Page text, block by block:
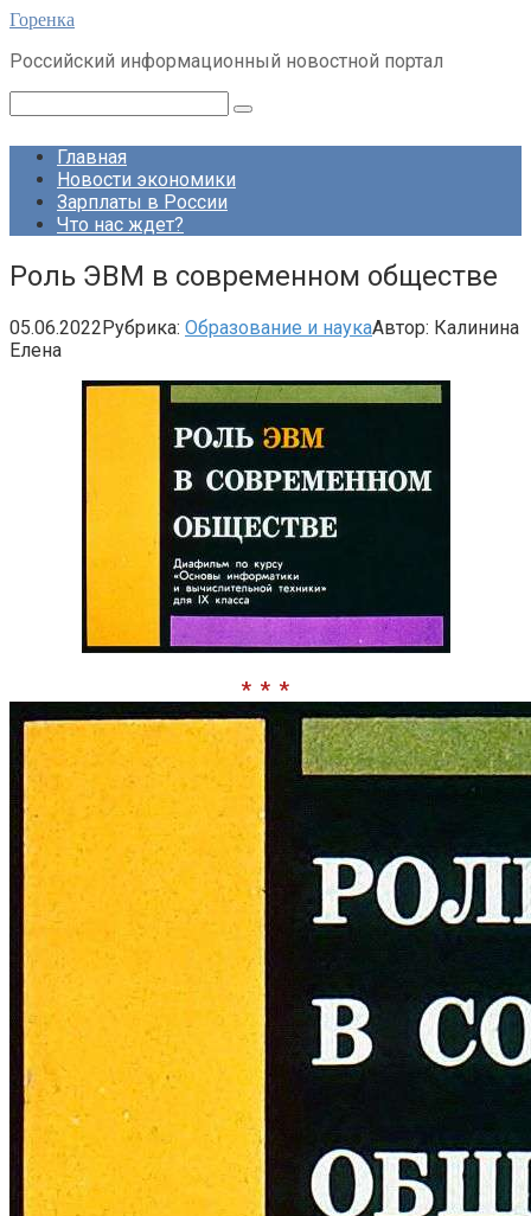
Перейти
контенту
Горенка
Российский информационный новостной портал
Главная
Новости экономики
Зарплаты в России
Что нас ждет?
Роль ЭВМ в современном обществе
05.06.2022Рубрика: Образование и наукаАвтор: Калинина
Елена
* * *